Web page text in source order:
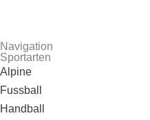
Navigation
Sportarten
Alpine
Fussball
Handball